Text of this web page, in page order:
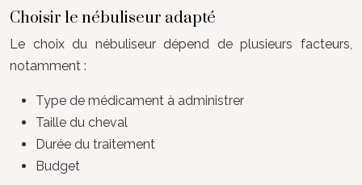
Choisir le nébuliseur adapté
Le choix du nébuliseur dépend de plusieurs facteurs,
notamment :
Type de médicament à administrer
Taille du cheval
Durée du traitement
Budget